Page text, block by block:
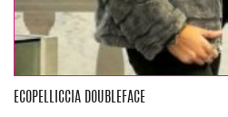
ECOPELLICCIA DOUBLEFACE